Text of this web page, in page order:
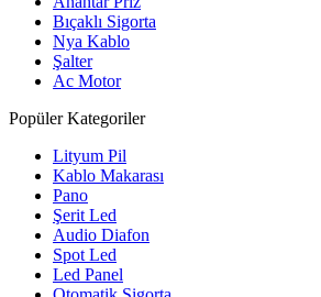
Bıçaklı Sigorta
Nya Kablo
Şalter
Ac Motor
Popüler Kategoriler
Lityum Pil
Kablo Makarası
Pano
Şerit Led
Audio Diafon
Spot Led
Led Panel